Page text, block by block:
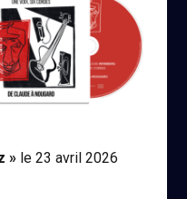
»le 23 avril 2026